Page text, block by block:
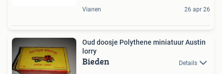
Vianen 26 apr 26
Oud doosje Polythene miniatuur Austin
lorry
Bieden Details